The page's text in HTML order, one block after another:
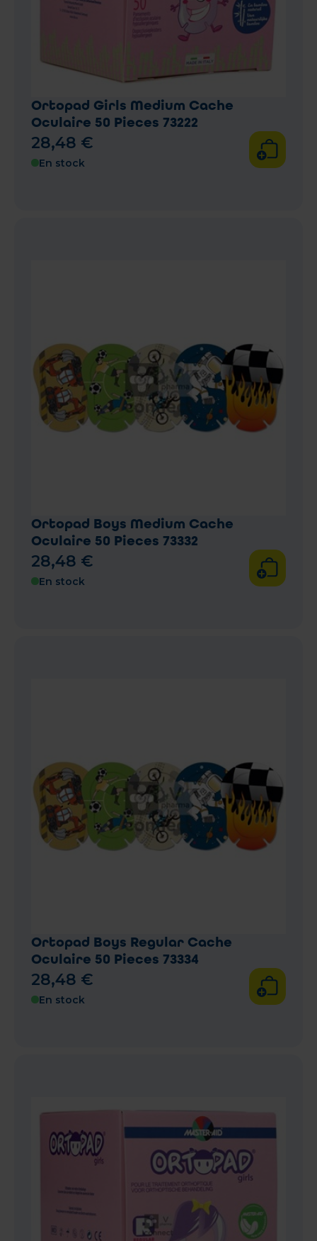
Ortopad Girls Medium Cache
Oculaire 50 Pieces 73222
28,48 €
En stock
Ortopad Boys Medium Cache
Oculaire 50 Pieces 73332
28,48 €
En stock
Ortopad Boys Regular Cache
Oculaire 50 Pieces 73334
28,48 €
En stock